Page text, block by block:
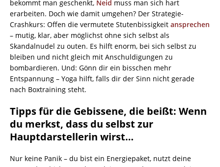
bekommt man geschenkt, Neid muss man sich hart
erarbeiten. Doch wie damit umgehen? Der Strategie-
Crashkurs: Offen die vermutete Stutenbissigkeit ansprechen
– mutig, klar, aber möglichst ohne sich selbst als
Skandalnudel zu outen. Es hilft enorm, bei sich selbst zu
bleiben und nicht gleich mit Anschuldigungen zu
bombardieren. Und: Gönn dir ein bisschen mehr
Entspannung – Yoga hilft, falls dir der Sinn nicht gerade
nach Boxtraining steht.
Tipps für die Gebissene, die beißt: Wenn
du merkst, dass du selbst zur
Hauptdarstellerin wirst…
Nur keine Panik – du bist ein Energiepaket, nutzt deine